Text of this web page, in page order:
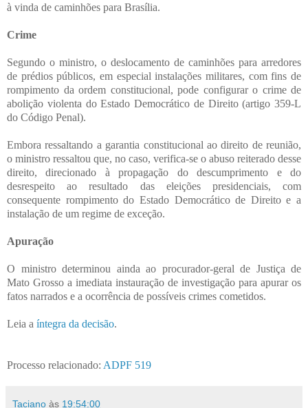
à vinda de caminhões para Brasília.
Crime
Segundo o ministro, o deslocamento de caminhões para arredores
de prédios públicos, em especial instalações militares, com fins de
rompimento da ordem constitucional, pode configurar o crime de
abolição violenta do Estado Democrático de Direito (artigo 359-L
do Código Penal).
Embora ressaltando a garantia constitucional ao direito de reunião,
o ministro ressaltou que, no caso, verifica-se o abuso reiterado desse
direito, direcionado à propagação do descumprimento e do
desrespeito ao resultado das eleições presidenciais, com
consequente rompimento do Estado Democrático de Direito e a
instalação de um regime de exceção.
Apuração
O ministro determinou ainda ao procurador-geral de Justiça de
Mato Grosso a imediata instauração de investigação para apurar os
fatos narrados e a ocorrência de possíveis crimes cometidos.
Leia a íntegra da decisão.
Processo relacionado: ADPF 519
Taciano às 19:54:00